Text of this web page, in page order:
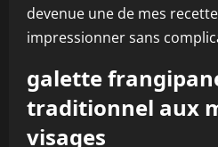
devenue une de mes
impressionner sans
galette
traditionnel aux
visages